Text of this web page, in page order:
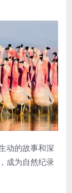
动的故事和深
成为自然纪录